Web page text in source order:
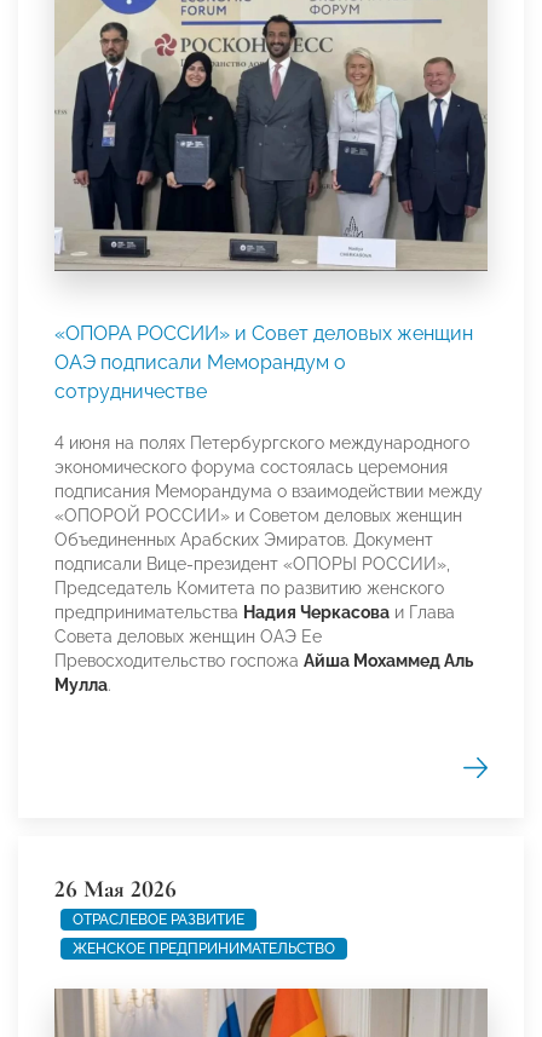
«ОПОРА РОССИИ» и Совет деловых женщин
ОАЭ подписали Меморандум о
сотрудничестве
4 июня на полях Петербургского международного
экономического форума состоялась церемония
подписания Меморандума о взаимодействии между
«ОПОРОЙ РОССИИ» и Советом деловых женщин
Объединенных Арабских Эмиратов. Документ
подписали Вице-президент «ОПОРЫ РОССИИ»,
Председатель Комитета по развитию женского
предпринимательства Надия Черкасова и Глава
Совета деловых женщин ОАЭ Ее
Превосходительство госпожа Айша Мохаммед Аль
Мулла.
26 Мая 2026
ОТРАСЛЕВОЕ РАЗВИТИЕ
ЖЕНСКОЕ ПРЕДПРИНИМАТЕЛЬСТВО